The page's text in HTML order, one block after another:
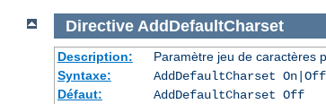
Directive AddDefaultCharset
Description: Paramètre jeu de caractères
Syntaxe:
AddDefaultCharset On|Off|
Défaut:
AddDefaultCharset Off